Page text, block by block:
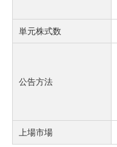
単元株式数
公告方法
上場市場